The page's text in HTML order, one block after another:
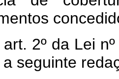
art. 2º da Lei
seguinte